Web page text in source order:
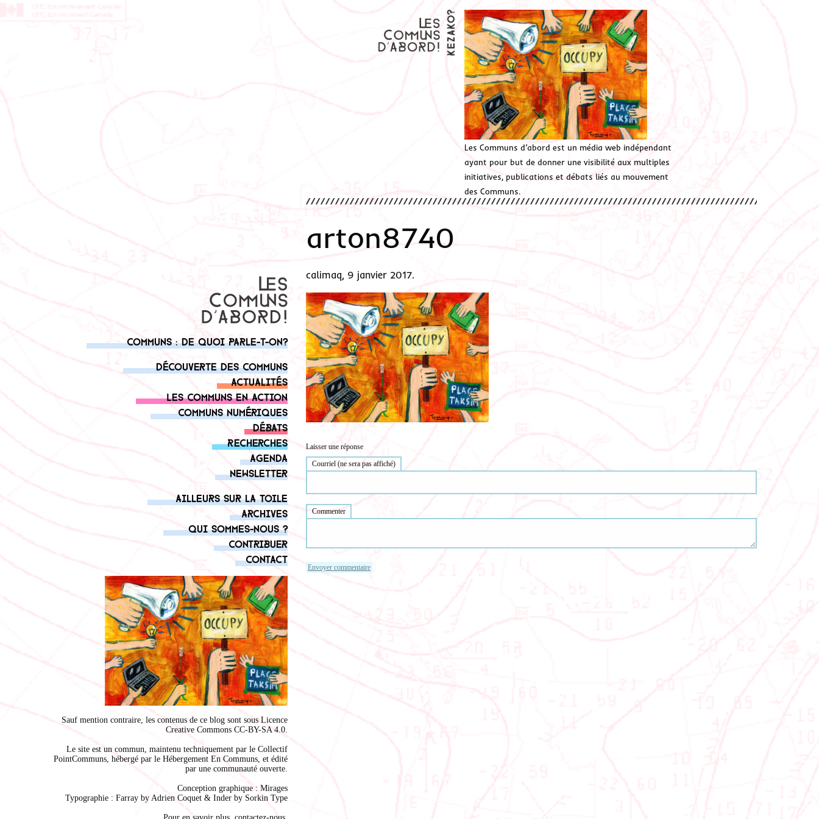
Les Communs d’abord est un média web indépendant
ayant pour but de donner une visibilité aux multiples
initiatives, publications et débats liés au mouvement
des Communs.
Communs : de quoi parle-t-on?
Découverte des communs
Actualités
Les communs en action
Communs numériques
Débats
Recherches
Agenda
Newsletter
Ailleurs sur la toile
Archives
Qui sommes-nous ?
Contribuer
Contact
Sauf mention contraire, les contenus de ce blog sont sous Licence
Creative Commons CC-BY-SA 4.0.
Le site est un commun, maintenu techniquement par le Collectif
PointCommuns, hébergé par le Hébergement En Communs, et édité
par une communauté ouverte.
Conception graphique : Mirages
Typographie : Farray by Adrien Coquet & Inder by Sorkin Type
arton8740
calimaq, 9 janvier 2017.
Laisser une réponse
Courriel (ne sera pas affiché)
Commenter